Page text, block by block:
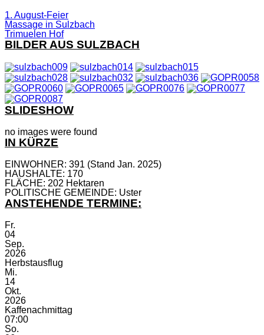
1. August-Feier
Massage in Sulzbach
Trimuelen Hof
BILDER AUS SULZBACH
SLIDESHOW
no images were found
IN KÜRZE
EINWOHNER: 391 (Stand Jan. 2025)
HAUSHALTE: 170
FLÄCHE: 202 Hektaren
POLITISCHE GEMEINDE: Uster
ANSTEHENDE TERMINE:
Fr.
04
Sep.
2026
Herbstausflug
Mi.
14
Okt.
2026
Kaffenachmittag
07:00
So.